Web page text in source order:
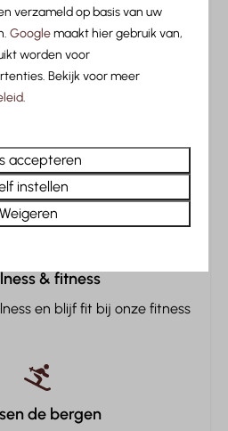
in de Tiroler Alpen
cabins en ruime kamers
& fitness
en blijf fit bij onze fitness
de bergen
verzameld op basis van uw
Googlemaakt hier gebruik van,
worden voor
Bekijk voor meer
.
accepteren
instellen
Weigeren